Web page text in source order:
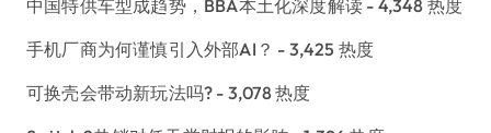
中国特供车型成趋势，BBA本土化深度解读 - 4,348 热度
手机厂商为何谨慎引入外部AI？ - 3,425 热度
可换壳会带动新玩法吗? - 3,078 热度